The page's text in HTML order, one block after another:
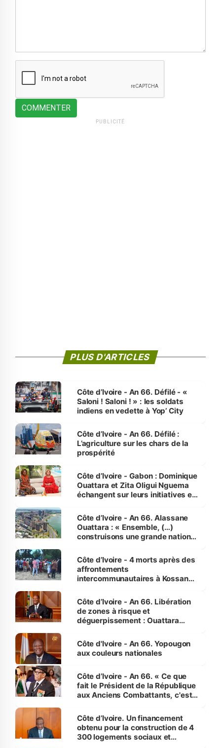
COMMENTER
PUBLICITÉ
PLUS D'ARTICLES
Côte d’Ivoire - An 66. Défilé - «
Saloni ! Saloni ! » : les soldats
indiens en vedette à Yop’ City
Côte d’Ivoire - An 66. Défilé :
L’agriculture sur les chars de la
prospérité
Côte d’Ivoire - Gabon : Dominique
Ouattara et Zita Oligui Nguema
échangent sur leurs initiatives en
enfants
Côte d’Ivoire - An 66. Alassane
Ouattara : « Ensemble, (…)
construisons une grande nation
générations futures »
Côte d’Ivoire - 4 morts après des
affrontements
intercommunautaires à Kossandji
milieu des sinistrés
Côte d’Ivoire - An 66. Libération
de zones à risque et
déguerpissement : Ouattara
l'Etat de droit pour préserver les
vies humaines »
Côte d'Ivoire - An 66. Yopougon
aux couleurs nationales
Côte d’Ivoire - An 66. « Ce que
fait le Président de la République
aux Anciens Combattants, c'est
Côte d’Ivoire. Un financement
obtenu pour la construction de 4
300 logements sociaux et